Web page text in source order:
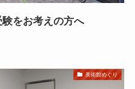
をお考えの方へ
美術館めぐり